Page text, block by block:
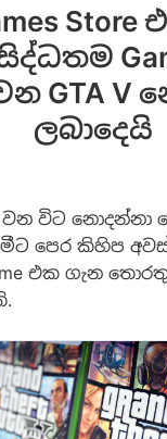
GTA V
ලබාදෙයි
වන විට නොදන්නා
පෙර කිහිප
එක ගැන